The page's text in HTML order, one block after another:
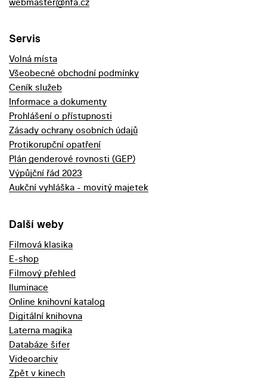
Servis
Volná místa
Všeobecné obchodní podmínky
Ceník služeb
Informace a dokumenty
Prohlášení o přístupnosti
Zásady ochrany osobních údajů
Protikorupční opatření
Plán genderové rovnosti (GEP)
Výpůjční řád 2023
Aukční vyhláška - movitý majetek
Další weby
Filmová klasika
E-shop
Filmový přehled
Iluminace
Online knihovní katalog
Digitální knihovna
Laterna magika
Databáze šifer
Videoarchiv
Zpět v kinech